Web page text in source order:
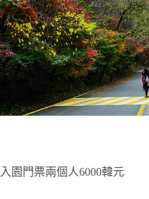
入園門票兩個人6000韓元